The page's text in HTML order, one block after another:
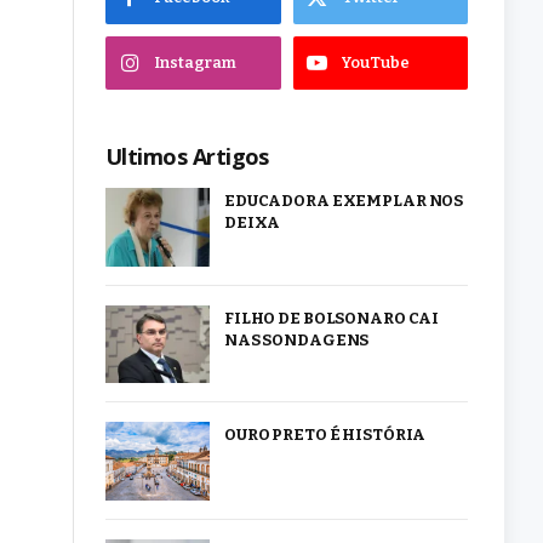
Instagram YouTube
Ultimos Artigos
EDUCADORA EXEMPLAR NOS
DEIXA
FILHO DE BOLSONARO CAI
NAS SONDAGENS
OURO PRETO É HISTÓRIA